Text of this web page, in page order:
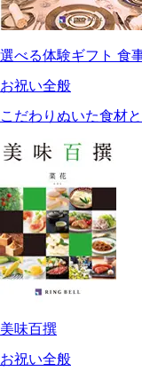
選べる体験ギフト 食
お祝い全般
こだわりぬいた食材
美味百撰
お祝い全般